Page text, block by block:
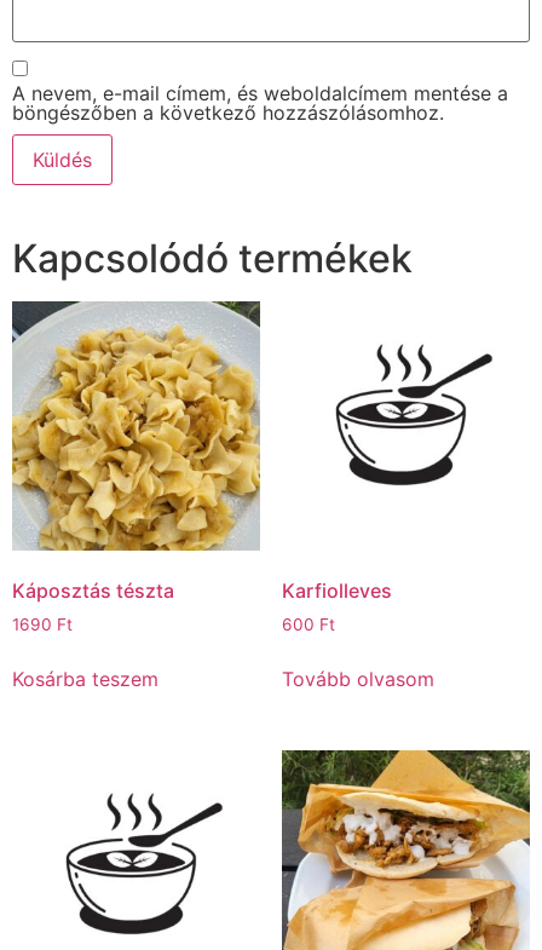
A nevem, e-mail címem, és weboldalcímem mentése a
böngészőben a következő hozzászólásomhoz.
Kapcsolódó termékek
Káposztás tészta
1690 Ft
Kosárba teszem
Karfiolleves
600 Ft
Tovább olvasom